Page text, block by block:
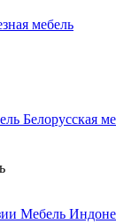
мебель
Белорусская
Мебель